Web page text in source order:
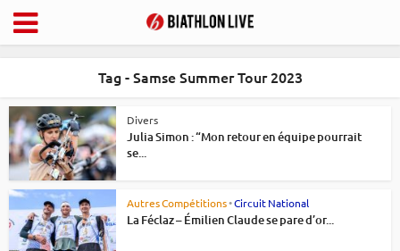
Tag - Samse Summer Tour 2023
Divers
Julia Simon : “Mon retour en équipe pourrait
se...
Autres Compétitions•Circuit National
La Féclaz – Émilien Claude se pare d’or...